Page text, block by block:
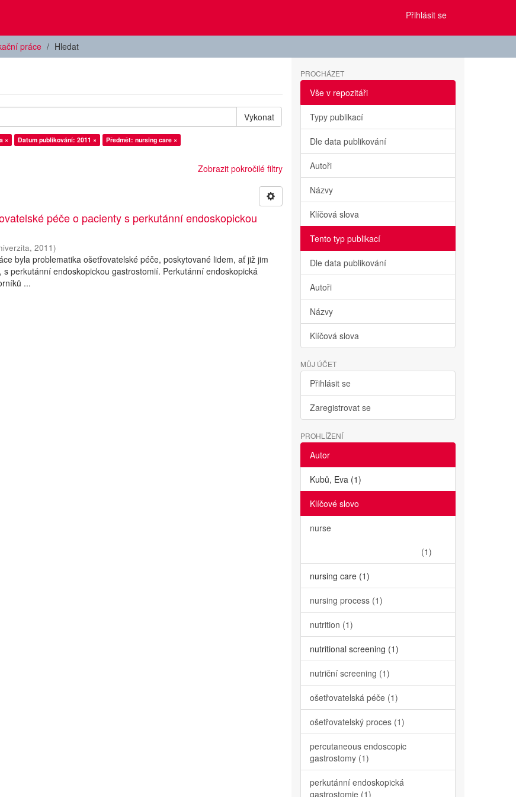
Přihlásit se
práce Hledat
Vykonat
× Datum publikování: 2011 ×
Předmět: nursing care ×
Zobrazit pokročilé filtry
péče o pacienty s perkutánní endoskopickou
,2011)
byla problematika ošetřovatelské péče, poskytované lidem, ať již jim
s perkutánní endoskopickou gastrostomií. Perkutánní endoskopická
...
PROCHÁZET
Vše v repozitáři
Typy publikací
Dle data publikování
Autoři
Názvy
Klíčová slova
Tento typ publikací
Dle data publikování
Autoři
Názvy
Klíčová slova
MŮJ ÚČET
Přihlásit se
Zaregistrovat se
PROHLÍŽENÍ
Autor
Kubů, Eva (1)
Klíčové slovo
nurse
(1)
nursing care (1)
nursing process (1)
nutrition (1)
nutritional screening (1)
nutriční screening (1)
ošetřovatelská péče (1)
ošetřovatelský proces (1)
percutaneous endoscopic
gastrostomy (1)
perkutánní endoskopická
gastrostomie (1)